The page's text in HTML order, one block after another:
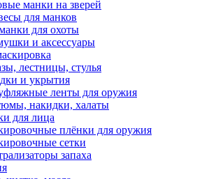
манки на зверей
для манков
для охоты
и аксессуары
лестницы, стулья
и укрытия
ленты для оружия
накидки, халаты
для лица
плёнки для оружия
сетки
запаха